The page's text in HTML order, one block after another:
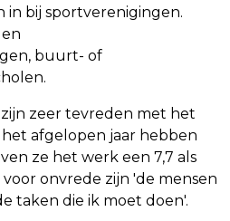
in bij sportverenigingen.
buurt- of
zeer tevreden met het
afgelopen jaar hebben
ze het werk een 7,7 als
onvrede zijn 'de mensen
taken die ik moet doen'.